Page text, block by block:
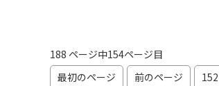
188 ページ中154ページ目
最初のページ
前のページ 152